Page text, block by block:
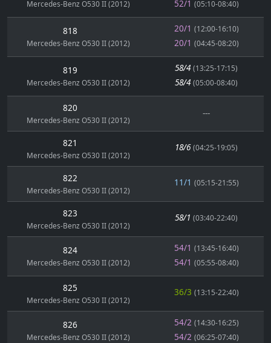
Mercedes-Benz O530 II (2012) 52/1 (05:10-08:40)
818
Mercedes-Benz O530 II (2012)
20/1 (12:00-16:10)
20/1 (04:45-08:20)
819
Mercedes-Benz O530 II (2012)
58/4 (13:25-17:15)
58/4 (05:00-08:40)
820
Mercedes-Benz O530 II (2012)
---
821
Mercedes-Benz O530 II (2012)
18/6 (04:25-19:05)
822
Mercedes-Benz O530 II (2012)
11/1 (05:15-21:55)
823
Mercedes-Benz O530 II (2012)
58/1 (03:40-22:40)
824
Mercedes-Benz O530 II (2012)
54/1 (13:45-16:40)
54/1 (05:55-08:40)
825
Mercedes-Benz O530 II (2012)
36/3 (13:15-22:40)
826
Mercedes-Benz O530 II (2012)
54/2 (14:30-16:25)
54/2 (06:25-07:40)